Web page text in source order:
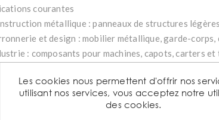
courantes
métallique : panneaux de structures
et design : mobilier métallique, garde-corps,
: composants pour machines, capots, carters
: éléments décoratifs ou fonctionnels nécessitant
sur mesure : découpe, pliage, perforation
Les cookies nous permettent d'offrir nos
utilisant nos services, vous acceptez notre
des cookies.